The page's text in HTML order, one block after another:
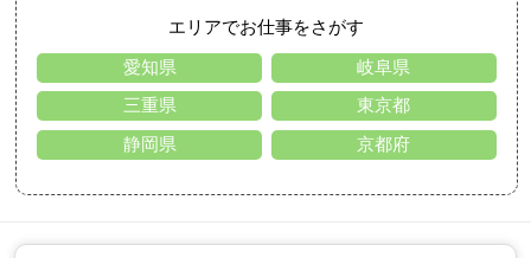
エリアでお仕事をさがす
愛知県 岐阜県
三重県 東京都
静岡県 京都府